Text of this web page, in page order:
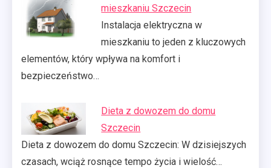
mieszkaniu Szczecin
Instalacja elektryczna w
mieszkaniu to jeden z kluczowych
elementów, który wpływa na komfort i
bezpieczeństwo…
Dieta z dowozem do domu
Szczecin
Dieta z dowozem do domu Szczecin: W dzisiejszych
czasach, wciąż rosnące tempo życia i wielość…